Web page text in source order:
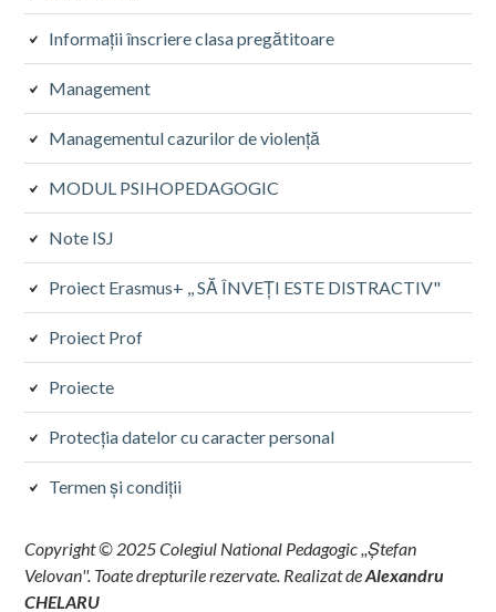
Informații înscriere clasa pregătitoare
Management
Managementul cazurilor de violență
MODUL PSIHOPEDAGOGIC
Note ISJ
Proiect Erasmus+ ,, SĂ ÎNVEȚI ESTE DISTRACTIV"
Proiect Prof
Proiecte
Protecţia datelor cu caracter personal
Termen și condiții
Copyright © 2025 Colegiul National Pedagogic ,,Ștefan
Velovan''. Toate drepturile rezervate. Realizat deAlexandru
CHELARU